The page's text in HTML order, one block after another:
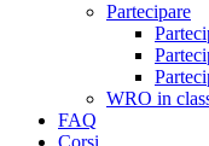
Partecipare
WRO in
FAQ
Corsi